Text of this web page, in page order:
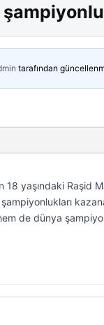
tarafından
18 yaşındaki
de dünya